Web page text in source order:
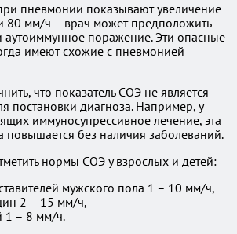
пневмонии показывают увеличение
80 мм/ч – врач может предположить
поражение. Эти опасные
имеют схожие с пневмонией
что показатель СОЭ не является
постановки диагноза. Например, у
иммуносупрессивное лечение, эта
повышается без наличия заболеваний.
нормы СОЭ у взрослых и детей:
мужского пола 1 – 10 мм/ч,
2 – 15 мм/ч,
1 – 8 мм/ч.